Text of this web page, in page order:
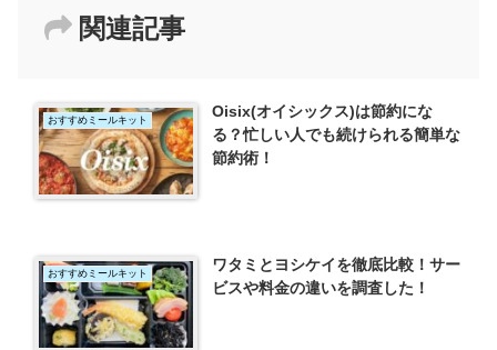
関連記事
おすすめミールキット
Oisix(オイシックス)は節約にな
る？忙しい人でも続けられる簡単な
節約術！
おすすめミールキット
ワタミとヨシケイを徹底比較！サー
ビスや料金の違いを調査した！